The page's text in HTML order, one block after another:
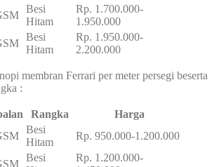
Besi
Hitam
Rp. 1.700.000-
1.950.000
Besi
Hitam
Rp. 1.950.000-
2.200.000
membran Ferrari per meter persegi beserta
:
Rangka
Harga
Besi
Hitam
Rp. 950.000-1.200.000
Besi
Rp. 1.200.000-